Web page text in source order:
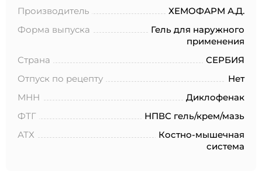
Производитель
ХЕМОФАРМ А.Д.
Форма выпуска
Гель для наружного
применения
Страна
СЕРБИЯ
Отпуск по рецепту
Нет
МНН
Диклофенак
ФТГ
НПВС гель/крем/мазь
АТХ
Костно-мышечная
система
целей, определенных в Согласии на обработку